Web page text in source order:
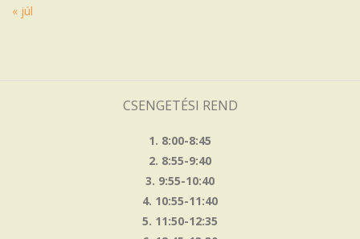
« júl
CSENGETÉSI REND
1. 8:00-8:45
2. 8:55-9:40
3. 9:55-10:40
4. 10:55-11:40
5. 11:50-12:35